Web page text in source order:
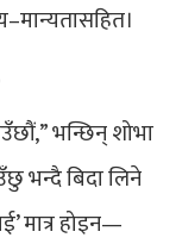
भन्छिन् शोभा
भन्दै बिदा लिने
मात्र होइन—